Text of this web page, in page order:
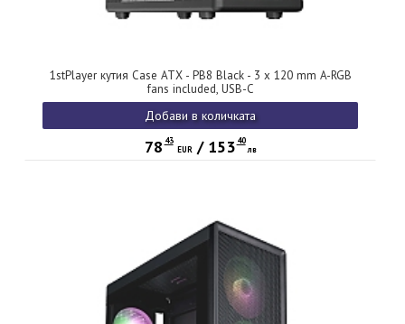
1stPlayer кутия Case ATX - PB8 Black - 3 x 120 mm A-RGB
fans included, USB-C
Добави в количката
78 43
EUR/ 153 40
лв